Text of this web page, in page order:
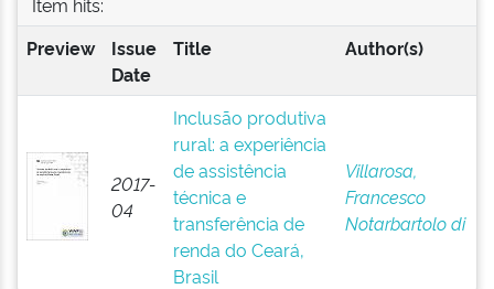
Preview
Issue
Date
Title Author(s)
2017-
04
Inclusão produtiva
rural: a experiência
de assistência
técnica e
transferência de
renda do Ceará,
Brasil
Villarosa,
Francesco
Notarbartolo di